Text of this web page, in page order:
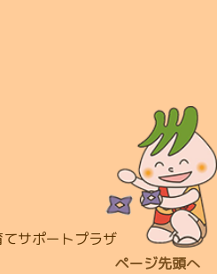
サポートプラザ
ページ先頭へ